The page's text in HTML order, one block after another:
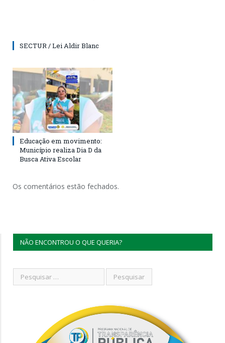
SECTUR / Lei Aldir Blanc
Educação em movimento:
Município realiza Dia D da
Busca Ativa Escolar
Os comentários estão fechados.
NÃO ENCONTROU O QUE QUERIA?